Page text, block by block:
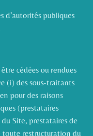
d’autorités publiques
cédées ou rendues
(i) des sous-traitants
pour des raisons
(prestataires
Site, prestataires de
restructuration du